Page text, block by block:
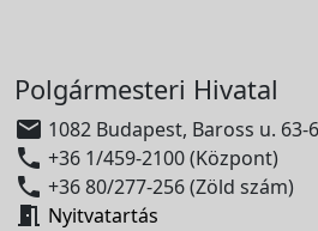
Polgármesteri Hivatal
 1082 Budapest, Baross u. 63-
 +36 1/459-2100 (Központ)
 +36 80/277-256 (Zöld szám)
 Nyitvatartás